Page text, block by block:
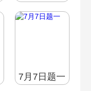
7月7日题一